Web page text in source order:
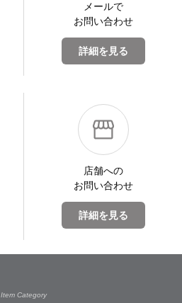
メールで
お問い合わせ
詳細を見る
店舗への
お問い合わせ
詳細を見る
Item Category